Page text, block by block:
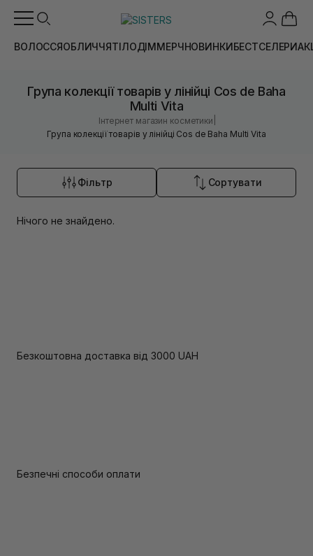
ВОЛОССЯОБЛИЧЧЯТІЛОДІММЕРЧНОВИНКИБЕСТСЕЛЕРИ
Група колекції товарів у лінійці Cos de Baha
Multi Vita
Інтернет магазин косметики
Група колекції товарів у лінійці Cos de Baha Multi Vita
Фільтр Сортувати
Нічого не знайдено.
Безкоштовна доставка від 3000 UAH
Безпечні способи оплати